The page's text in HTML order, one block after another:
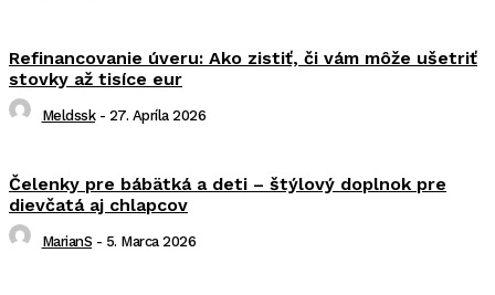
Refinancovanie úveru: Ako zistiť, či vám môže ušetriť
stovky až tisíce eur
Meldssk - 27. Apríla 2026
Čelenky pre bábätká a deti – štýlový doplnok pre
dievčatá aj chlapcov
MarianS - 5. Marca 2026